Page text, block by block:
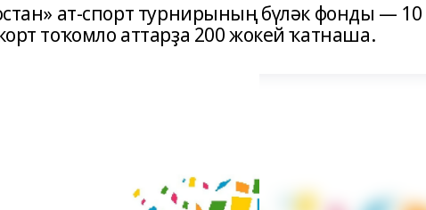
ат-спорт турнирының бүләк фонды — 10
тоҡомло аттарҙа 200 жокей ҡатнаша.